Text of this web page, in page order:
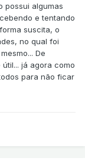
possui algumas
e tentando
suscita, o
no qual foi
De
já agora como
para não ficar